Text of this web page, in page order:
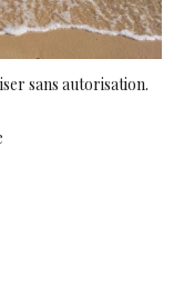
sans autorisation.